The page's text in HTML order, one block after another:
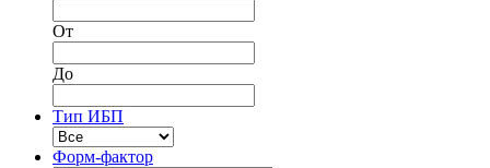
От
До
Тип ИБП
Форм-фактор